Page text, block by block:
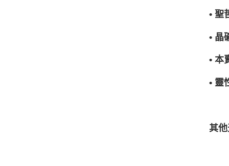
• 聖
• 晶
• 本
• 靈
其